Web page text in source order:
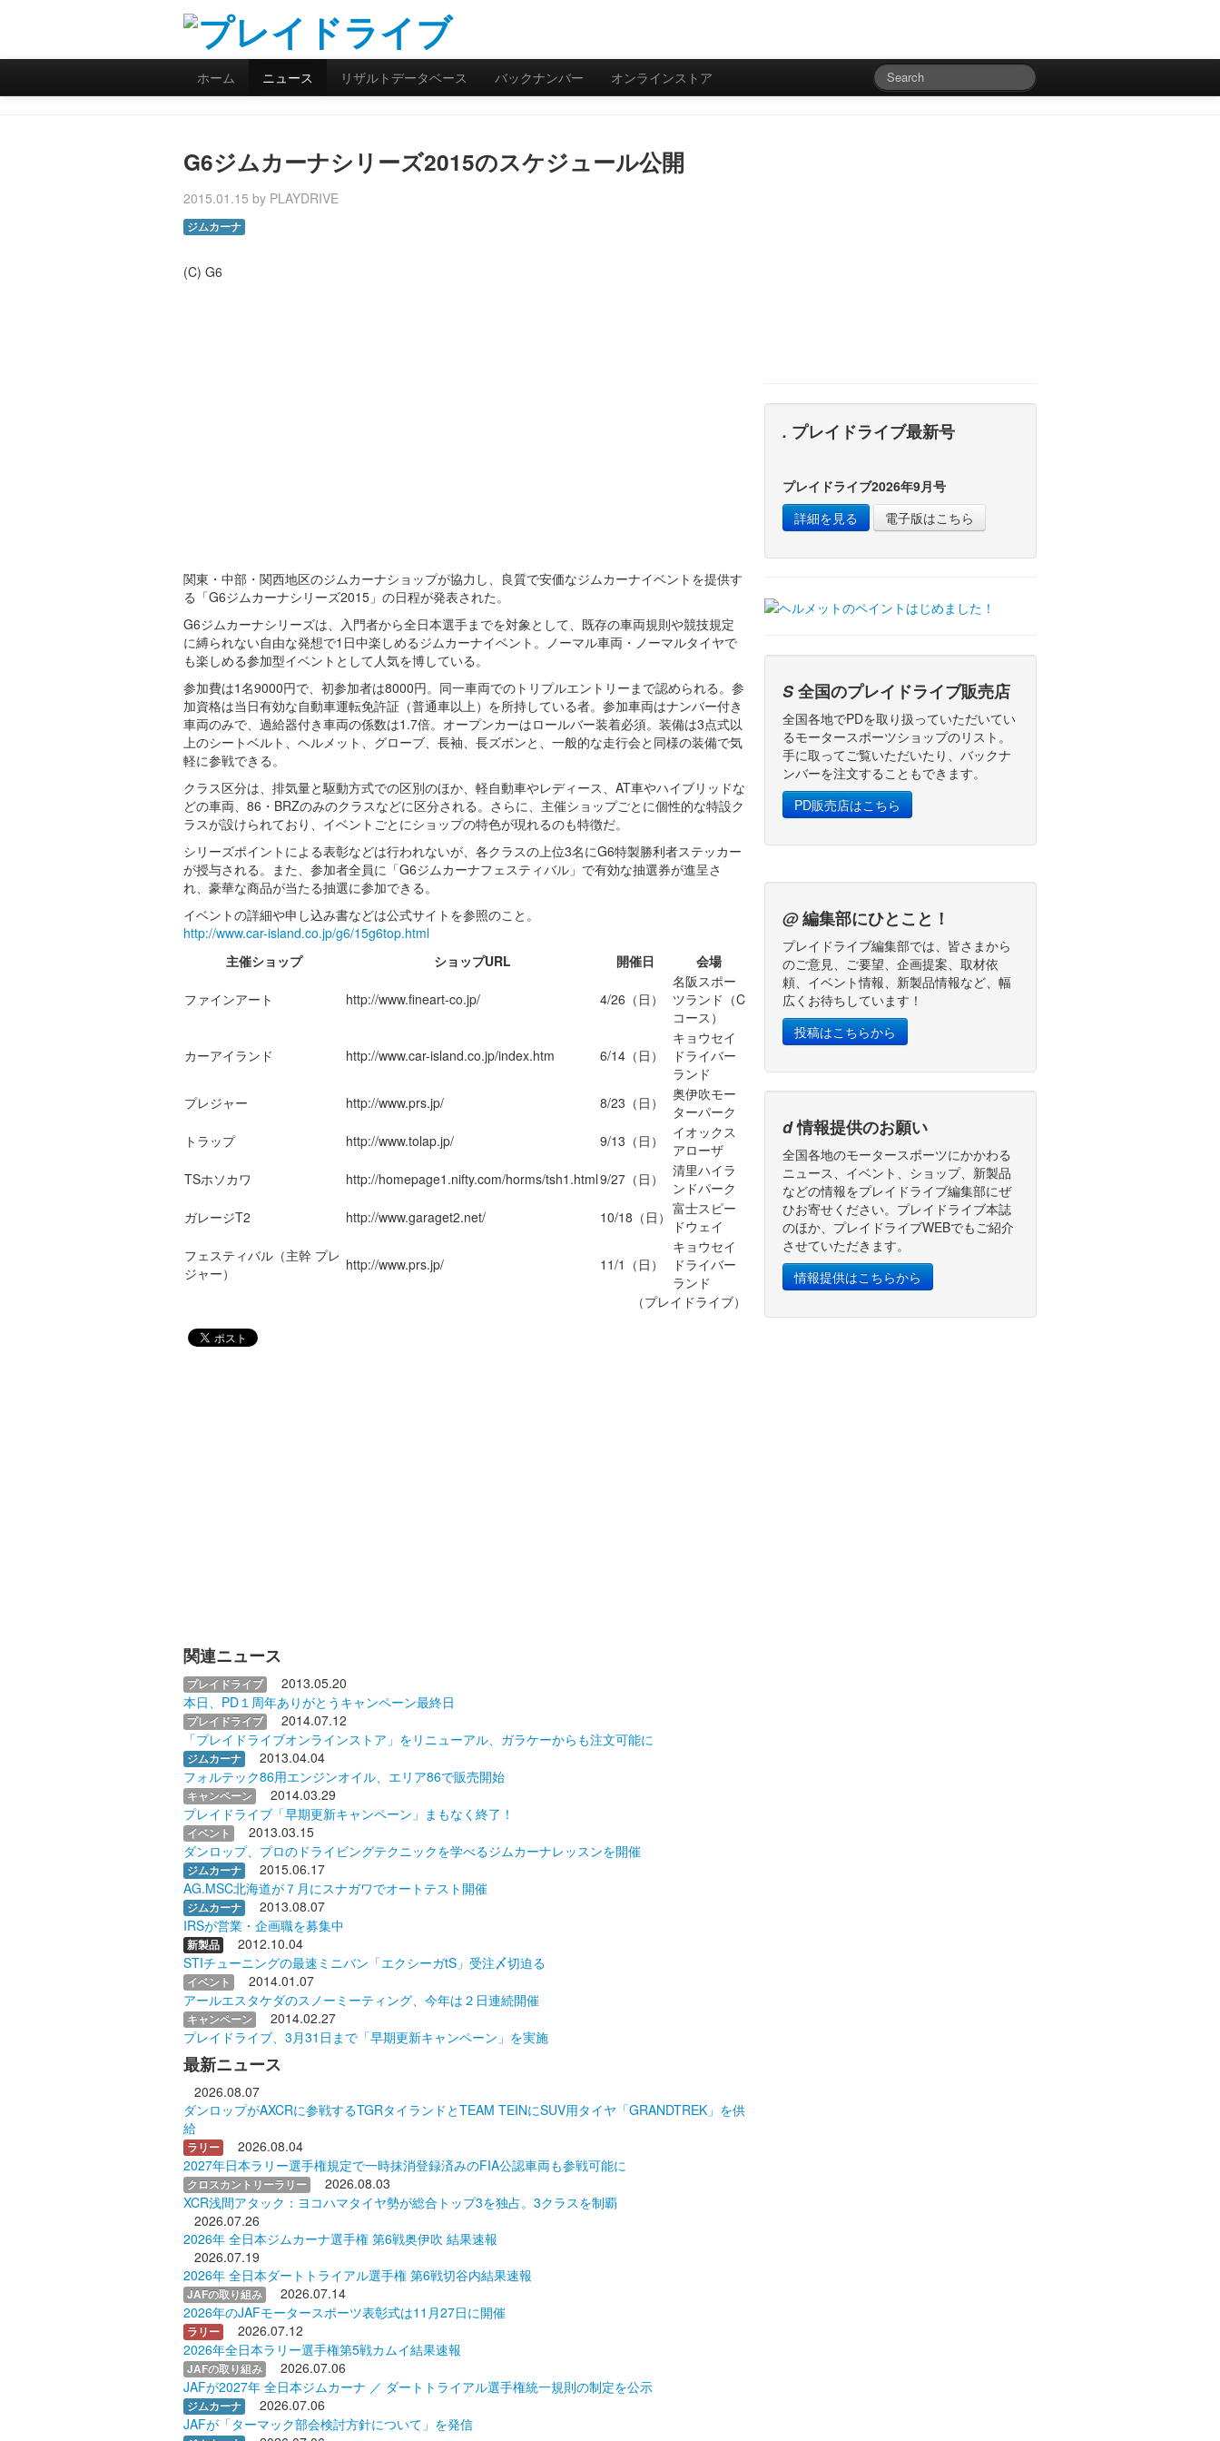
ホーム ニュース リザルトデータベース バックナンバー オンラインストア
G6ジムカーナシリーズ2015のスケジュール公開
2015.01.15 by PLAYDRIVE
ジムカーナ
(C) G6
関東・中部・関西地区のジムカーナショップが協力し、良質で安価なジムカーナイベントを提供す
る「G6ジムカーナシリーズ2015」の日程が発表された。
G6ジムカーナシリーズは、入門者から全日本選手までを対象として、既存の車両規則や競技規定
に縛られない自由な発想で1日中楽しめるジムカーナイベント。ノーマル車両・ノーマルタイヤで
も楽しめる参加型イベントとして人気を博している。
参加費は1名9000円で、初参加者は8000円。同一車両でのトリプルエントリーまで認められる。参
加資格は当日有効な自動車運転免許証（普通車以上）を所持している者。参加車両はナンバー付き
車両のみで、過給器付き車両の係数は1.7倍。オープンカーはロールバー装着必須。装備は3点式以
上のシートベルト、ヘルメット、グローブ、長袖、長ズボンと、一般的な走行会と同様の装備で気
軽に参戦できる。
クラス区分は、排気量と駆動方式での区別のほか、軽自動車やレディース、AT車やハイブリッドな
どの車両、86・BRZのみのクラスなどに区分される。さらに、主催ショップごとに個性的な特設ク
ラスが設けられており、イベントごとにショップの特色が現れるのも特徴だ。
シリーズポイントによる表彰などは行われないが、各クラスの上位3名にG6特製勝利者ステッカー
が授与される。また、参加者全員に「G6ジムカーナフェスティバル」で有効な抽選券が進呈さ
れ、豪華な商品が当たる抽選に参加できる。
イベントの詳細や申し込み書などは公式サイトを参照のこと。
http://www.car-island.co.jp/g6/15g6top.html
主催ショップ
ショップURL 開催日 会場
ファインアート http://www.fineart-co.jp/ 4/26（日）
名阪スポー
ツランド（C
コース）
カーアイランド http://www.car-island.co.jp/index.htm 6/14（日）
キョウセイ
ドライバー
ランド
プレジャー
http://www.prs.jp/ 8/23（日）
奥伊吹モー
ターパーク
トラップ
http://www.tolap.jp/ 9/13（日）
イオックス
アローザ
TSホソカワ
http://homepage1.nifty.com/horms/tsh1.html9/27（日）
清里ハイラ
ンドパーク
ガレージT2
http://www.garaget2.net/ 10/18（日） 富士スピー
ドウェイ
フェスティバル（主幹 プレ
ジャー）
http://www.prs.jp/ 11/1（日）
キョウセイ
ドライバー
ランド
（プレイドライブ）
関連ニュース
プレイドライブ
2013.05.20
本日、PD１周年ありがとうキャンペーン最終日
プレイドライブ
2014.07.12
「プレイドライブオンラインストア」をリニューアル、ガラケーからも注文可能に
ジムカーナ
2013.04.04
フォルテック86用エンジンオイル、エリア86で販売開始
キャンペーン
2014.03.29
プレイドライブ「早期更新キャンペーン」まもなく終了！
イベント
2013.03.15
ダンロップ、プロのドライビングテクニックを学べるジムカーナレッスンを開催
ジムカーナ
2015.06.17
AG.MSC北海道が７月にスナガワでオートテスト開催
ジムカーナ
2013.08.07
IRSが営業・企画職を募集中
新製品
2012.10.04
STIチューニングの最速ミニバン「エクシーガtS」受注〆切迫る
イベント
2014.01.07
アールエスタケダのスノーミーティング、今年は２日連続開催
キャンペーン
2014.02.27
プレイドライブ、3月31日まで「早期更新キャンペーン」を実施
最新ニュース
2026.08.07
ダンロップがAXCRに参戦するTGRタイランドとTEAM TEINにSUV用タイヤ「GRANDTREK」を供
給
ラリー
2026.08.04
2027年日本ラリー選手権規定で一時抹消登録済みのFIA公認車両も参戦可能に
クロスカントリーラリー
2026.08.03
XCR浅間アタック：ヨコハマタイヤ勢が総合トップ3を独占。3クラスを制覇
2026.07.26
2026年 全日本ジムカーナ選手権 第6戦奥伊吹 結果速報
2026.07.19
2026年 全日本ダートトライアル選手権 第6戦切谷内結果速報
JAFの取り組み
2026.07.14
2026年のJAFモータースポーツ表彰式は11月27日に開催
ラリー
2026.07.12
2026年全日本ラリー選手権第5戦カムイ結果速報
JAFの取り組み
2026.07.06
JAFが2027年 全日本ジムカーナ ／ ダートトライアル選手権統一規則の制定を公示
ジムカーナ
2026.07.06
JAFが「ターマック部会検討方針について」を発信
. プレイドライブ最新号
プレイドライブ2026年9月号
詳細を見る
電子版はこちら
S 全国のプレイドライブ販売店
全国各地でPDを取り扱っていただいてい
るモータースポーツショップのリスト。
手に取ってご覧いただいたり、バックナ
ンバーを注文することもできます。
PD販売店はこちら
@編集部にひとこと！
プレイドライブ編集部では、皆さまから
のご意見、ご要望、企画提案、取材依
頼、イベント情報、新製品情報など、幅
広くお待ちしています！
投稿はこちらから
d情報提供のお願い
全国各地のモータースポーツにかかわる
ニュース、イベント、ショップ、新製品
などの情報をプレイドライブ編集部にぜ
ひお寄せください。プレイドライブ本誌
のほか、プレイドライブWEBでもご紹介
させていただきます。
情報提供はこちらから